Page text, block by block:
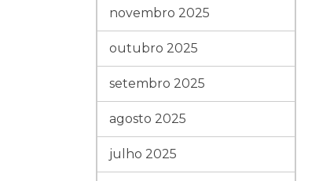
novembro 2025
outubro 2025
setembro 2025
agosto 2025
julho 2025